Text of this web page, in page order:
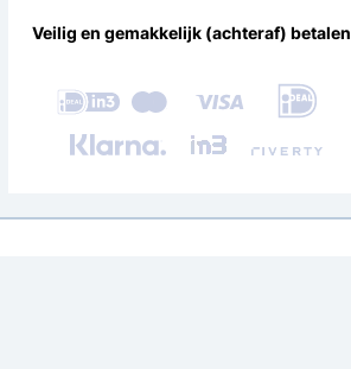
Veilig en gemakkelijk (achteraf) betalen